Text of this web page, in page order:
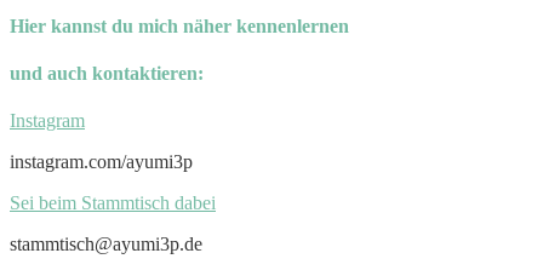
Hier kannst du mich näher kennenlernen
und auch kontaktieren:
Instagram
instagram.com/ayumi3p
Sei beim Stammtisch dabei
stammtisch@ayumi3p.de